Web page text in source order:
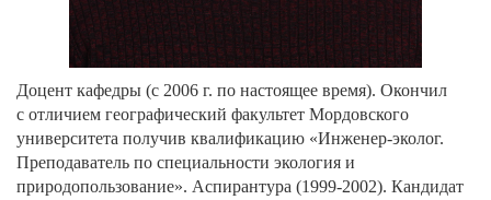
Доцент кафедры (с 2006 г. по настоящее время). Окончил
с отличием географический факультет Мордовского
университета получив квалификацию «Инженер-эколог.
Преподаватель по специальности экология и
природопользование». Аспирантура (1999-2002). Кандидат